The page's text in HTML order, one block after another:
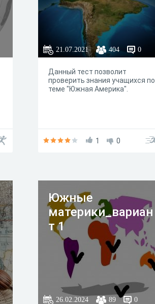
21.07.2021 404 0
Данный тест позволит
проверить знания учащихся по
теме "Южная Америка".
1 0
Южные
материки_вариан
т 1
26.02.2024 89 0